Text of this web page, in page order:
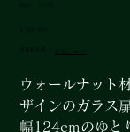
ウォールナット
ザインのガラス
幅124cmのゆと